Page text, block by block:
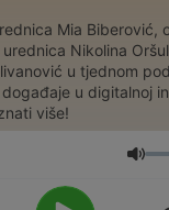
Mia Biberović,
Nikolina
u tjednom
u digitalnoj
više!